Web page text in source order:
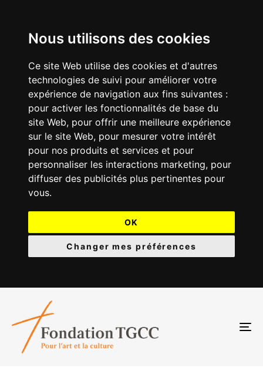
Nous utilisons des cookies
Ce site Web utilise des cookies et d'autres
technologies de suivi pour améliorer votre
expérience de navigation aux fins suivantes :
pour activer les fonctionnalités de base du
site Web, pour offrir une meilleure expérience
sur le site Web, pour mesurer votre intérêt
pour nos produits et services et pour
personnaliser les interactions marketing, pour
diffuser des publicités plus pertinentes pour
vous.
OK
Changer mes préférences